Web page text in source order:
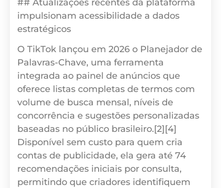
## Atualizações recentes da plataforma
impulsionam acessibilidade a dados
estratégicos
O TikTok lançou em 2026 o Planejador de
Palavras-Chave, uma ferramenta
integrada ao painel de anúncios que
oferece listas completas de termos com
volume de busca mensal, níveis de
concorrência e sugestões personalizadas
baseadas no público brasileiro.[2][4]
Disponível sem custo para quem cria
contas de publicidade, ela gera até 74
recomendações iniciais por consulta,
permitindo que criadores identifiquem